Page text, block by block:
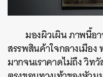
มองผิวเผิน ภาพนี้อ
สรรพสินค้าใจกลางเมือ
มากจนเราคาดไม่ถึง วิท